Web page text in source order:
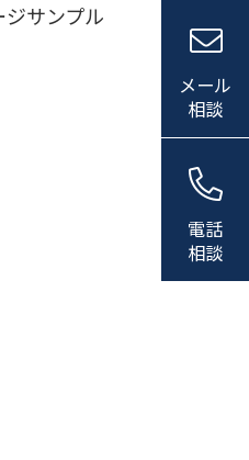
メール
相談
電話
相談
サンプル